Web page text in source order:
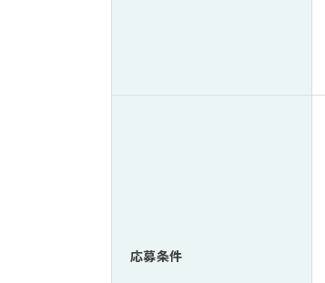
応募条件